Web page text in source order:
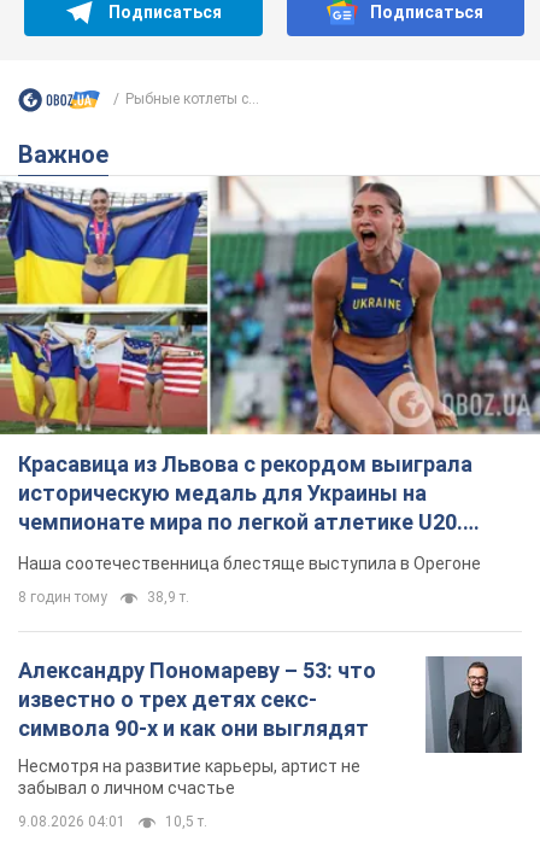
Подписаться Подписаться
Рыбные котлеты с...
Важное
Красавица из Львова с рекордом выиграла
историческую медаль для Украины на
чемпионате мира по легкой атлетике U20.
Видео
Наша соотечественница блестяще выступила в Орегоне
8 годин тому 38,9 т.
Александру Пономареву – 53: что
известно о трех детях секс-
символа 90-х и как они выглядят
Несмотря на развитие карьеры, артист не
забывал о личном счастье
9.08.2026 04:01 10,5 т.